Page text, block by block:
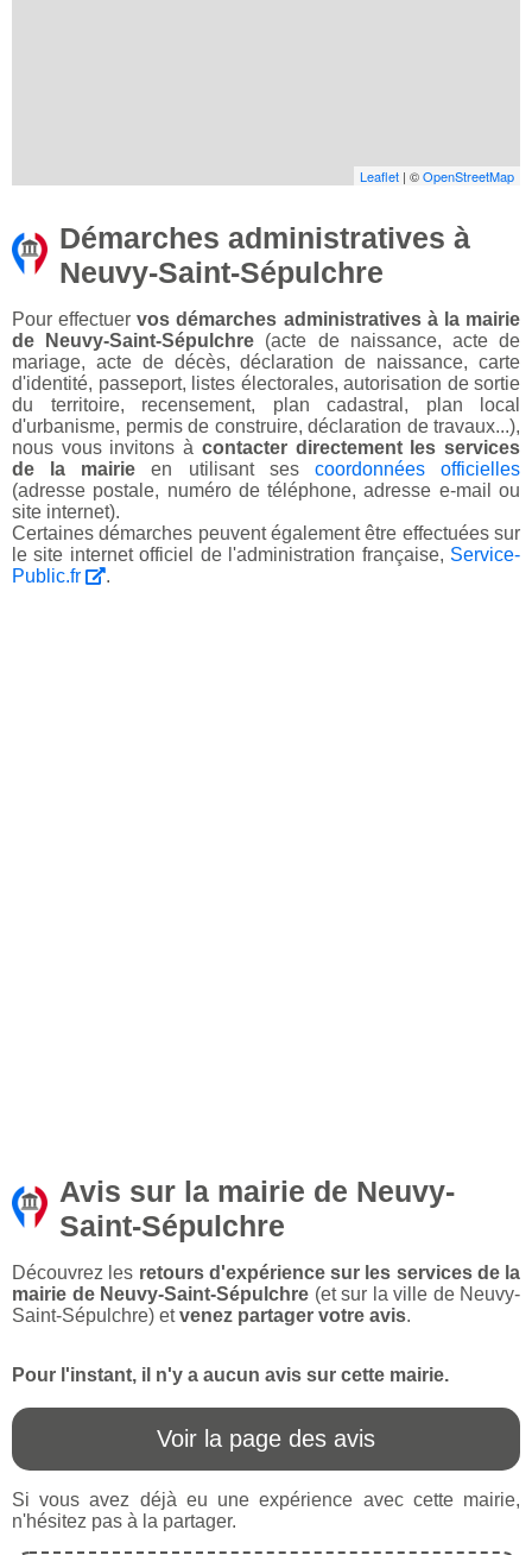
Leaflet | ©OpenStreetMap
Démarches administratives à
Neuvy-Saint-Sépulchre
Pour effectuervos démarches administratives à la mairie
de Neuvy-Saint-Sépulchre (acte de naissance, acte de
mariage, acte de décès, déclaration de naissance, carte
d'identité, passeport, listes électorales, autorisation de sortie
du territoire, recensement, plan cadastral, plan local
d'urbanisme, permis de construire, déclaration de travaux...),
nous vous invitons à contacter directement les services
de la mairie en utilisant ses coordonnées officielles
(adresse postale, numéro de téléphone, adresse e-mail ou
site internet).
Certaines démarches peuvent également être effectuées sur
le site internet officiel de l'administration française, Service-
Public.fr
.
Avis sur la mairie de Neuvy-
Saint-Sépulchre
Découvrez les retours d'expérience sur les services de la
mairie de Neuvy-Saint-Sépulchre (et sur la ville de Neuvy-
Saint-Sépulchre) etvenez partager votre avis.
Pour l'instant, il n'y a aucun avis sur cette mairie.
Voir la page des avis
Si vous avez déjà eu une expérience avec cette mairie,
n'hésitez pas à la partager.